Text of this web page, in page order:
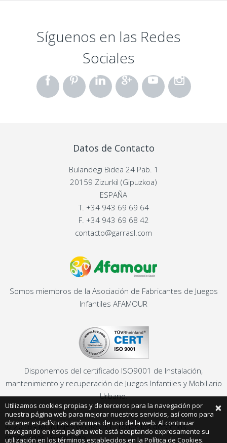
Síguenos en las Redes
Sociales
Datos de Contacto
Bulandegi Bidea 24 Pab. 1
20159 Zizurkil (Gipuzkoa)
ESPAÑA
T. +34 943 69 69 64
F. +34 943 69 68 42
contacto@garrasl.com
Somos miembros de la Asociación de Fabricantes de Juegos
Infantiles AFAMOUR
Disponemos del certificado ISO9001 de Instalación,
mantenimiento y recuperación de Juegos Infantiles y Mobiliario
Urbano.
© 2016 - MONTAJES GARRA, S.L. Todos los derechos
reservados.Aviso Legal
×
Utilizamos cookies propias y de terceros para la navegación por
nuestra página web para mejorar nuestros servicios, así como para
obtener estadísticas anónimas de uso de la web. Al continuar
navegando en esta página web está aceptando expresamente su
utilización en los términos establecidos en la Política de Cookies.